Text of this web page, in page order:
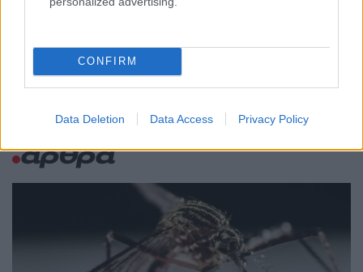
CONFIRM
Data Deletion Data Access Privacy Policy
Μεταφορές χρημάτων: Πότε μπορεί να
Ελλάδα: Περισσότερα
άρθρα